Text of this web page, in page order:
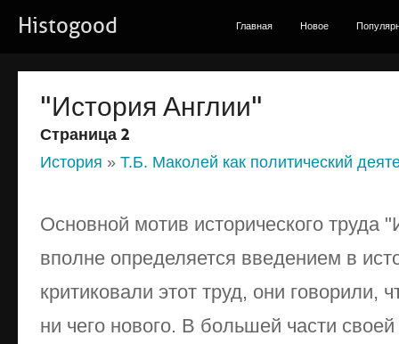
Histogood Главная Новое
"История Англии"
Страница 2
История » Т.Б. Маколей как политический
Основной мотив исторического труда
вполне определяется введением в
критиковали этот труд, они говорили,
ни чего нового. В большей части